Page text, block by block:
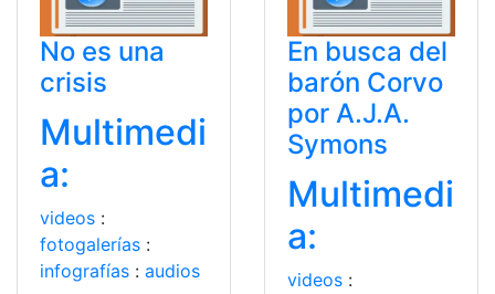
No es una
crisis
Multimedi
a:
videos :
fotogalerías :
infografías : audios
En busca del
barón Corvo
por A.J.A.
Symons
Multimedi
a:
videos :